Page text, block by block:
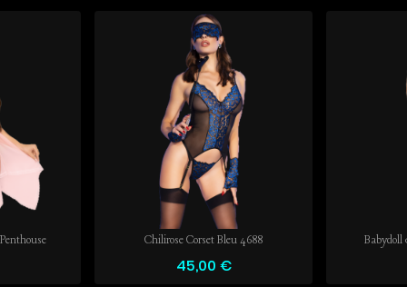
Chilirose Corset Bleu 4688
45,00 €
Babydoll